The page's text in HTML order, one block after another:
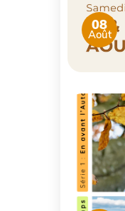
08
Août